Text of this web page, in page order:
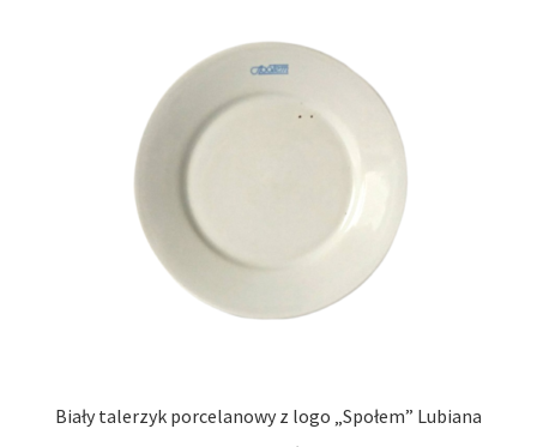
Biały talerzyk porcelanowy z logo „Społem” Lubiana